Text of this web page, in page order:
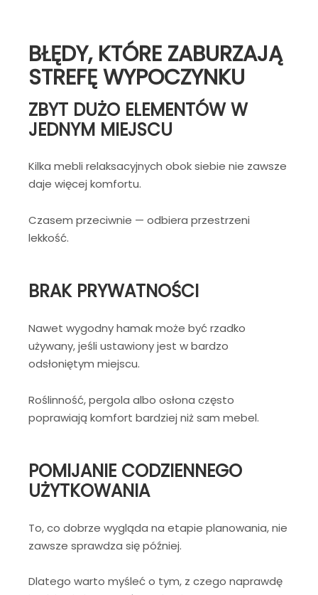
BŁĘDY, KTÓRE ZABURZAJĄ
STREFĘ WYPOCZYNKU
ZBYT DUŻO ELEMENTÓW W
JEDNYM MIEJSCU
Kilka mebli relaksacyjnych obok siebie nie zawsze
daje więcej komfortu.
Czasem przeciwnie — odbiera przestrzeni
lekkość.
BRAK PRYWATNOŚCI
Nawet wygodny hamak może być rzadko
używany, jeśli ustawiony jest w bardzo
odsłoniętym miejscu.
Roślinność, pergola albo osłona często
poprawiają komfort bardziej niż sam mebel.
POMIJANIE CODZIENNEGO
UŻYTKOWANIA
To, co dobrze wygląda na etapie planowania, nie
zawsze sprawdza się później.
Dlatego warto myśleć o tym, z czego naprawdę